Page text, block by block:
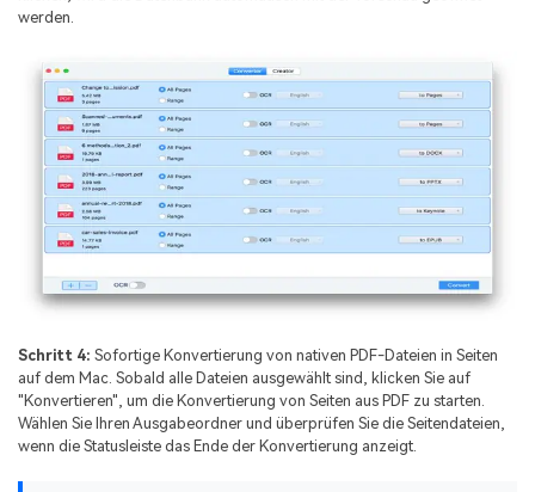
werden.
Schritt 4: Sofortige Konvertierung von nativen PDF-Dateien in Seiten
auf dem Mac. Sobald alle Dateien ausgewählt sind, klicken Sie auf
"Konvertieren", um die Konvertierung von Seiten aus PDF zu starten.
Wählen Sie Ihren Ausgabeordner und überprüfen Sie die Seitendateien,
wenn die Statusleiste das Ende der Konvertierung anzeigt.